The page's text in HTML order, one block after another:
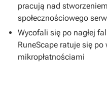
pracują nad
społecznościowego
Wycofali się po nagłej
RuneScape ratuje się
mikropłatnościami